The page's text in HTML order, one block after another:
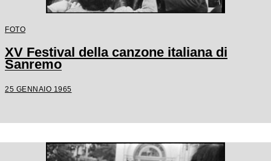
FOTO
XV Festival della canzone italiana di
Sanremo
25 GENNAIO 1965